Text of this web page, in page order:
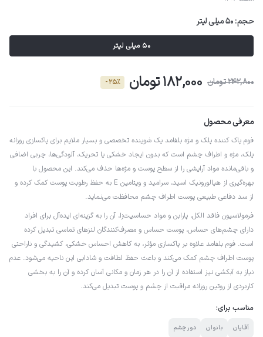
حجم:50 میلی لیتر
50 میلی لیتر
242,800 تومان 182,000 تومان - 25٪
معرفی محصول
فوم پاک کننده پلک و مژه بلفامد یک شوینده تخصصی و بسیار ملایم برای پاکسازی روزانه
پلک، مژه و اطراف چشم است که بدون ایجاد خشکی یا تحریک، آلودگی‌ها، چربی اضافی
و باقی‌مانده مواد آرایشی را از سطح پوست و مژه‌ها حذف می‌کند. این محصول با
بهره‌گیری از هیالورونیک اسید، سرامید و ویتامین E به حفظ رطوبت پوست کمک کرده و
از سد دفاعی طبیعی پوست اطراف چشم محافظت می‌نماید.
فرمولاسیون فاقد الکل، پارابن و مواد حساسیت‌زا، آن را به گزینه‌ای ایده‌آل برای افراد
دارای چشم‌های حساس، پوست حساس و مصرف‌کنندگان لنزهای تماسی تبدیل کرده
است. فوم بلفامد علاوه بر پاکسازی مؤثر، به کاهش احساس خشکی، کشیدگی و ناراحتی
پوست اطراف چشم کمک می‌کند و باعث حفظ لطافت و شادابی این ناحیه می‌شود. عدم
نیاز به آبکشی نیز استفاده از آن را در هر زمان و مکانی آسان کرده و آن را به بخشی
کاربردی از روتین روزانه مراقبت از چشم و پوست تبدیل می‌کند.
مناسب برای:
آقایان بانوان دور چشم